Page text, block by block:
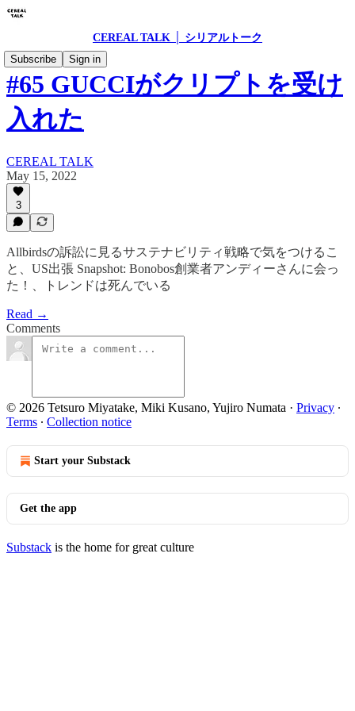
CEREAL TALK │ シリアルトーク
Subscribe
Sign in
#65 GUCCIがクリプトを受け
入れた
CEREAL TALK
May 15, 2022
3
Allbirdsの訴訟に見るサステナビリティ戦略で気をつけるこ
と、US出張 Snapshot: Bonobos創業者アンディーさんに会っ
た！、トレンドは死んでいる
Read →
Comments
© 2026 Tetsuro Miyatake, Miki Kusano, Yujiro Numata · Privacy ∙
Terms ∙ Collection notice
Start your Substack
Get the app
Substack is the home for great culture